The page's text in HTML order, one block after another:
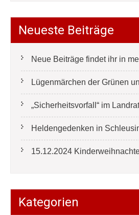
Neueste Beiträge
Neue Beiträge findet ihr in
Lügenmärchen der Grünen
„Sicherheitsvorfall“ im
Heldengedenken in
15.12.2024
Kategorien